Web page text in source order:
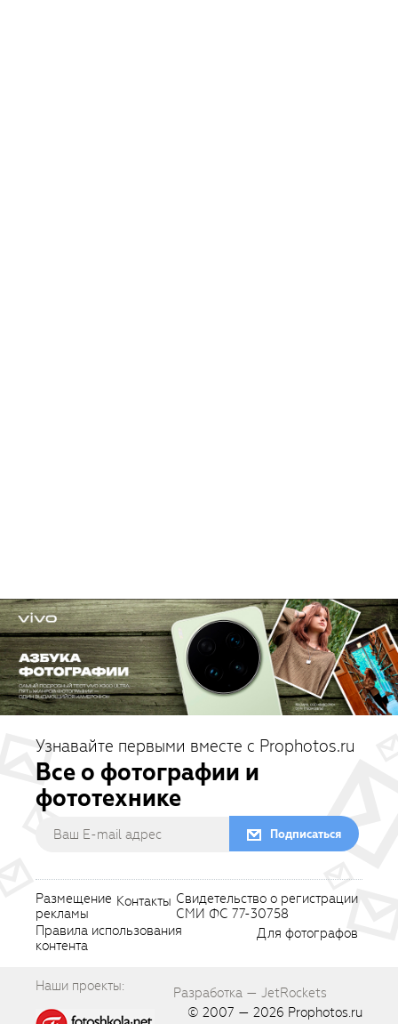
Узнавайте первыми вместе с Prophotos.ru
Все о фотографии и
фототехнике
Подписаться
Размещение
рекламы
Контакты Свидетельство о регистрации
СМИ ФС 77-30758
Правила использования
контента
Для фотографов
Наши проекты:
Разработка — JetRockets
© 2007 — 2026 Prophotos.ru